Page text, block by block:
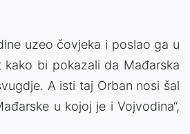
uzeo čovjeka i poslao ga u
kako bi pokazali da Mađarska
A isti taj Orban nosi šal
u kojoj je i Vojvodina“,